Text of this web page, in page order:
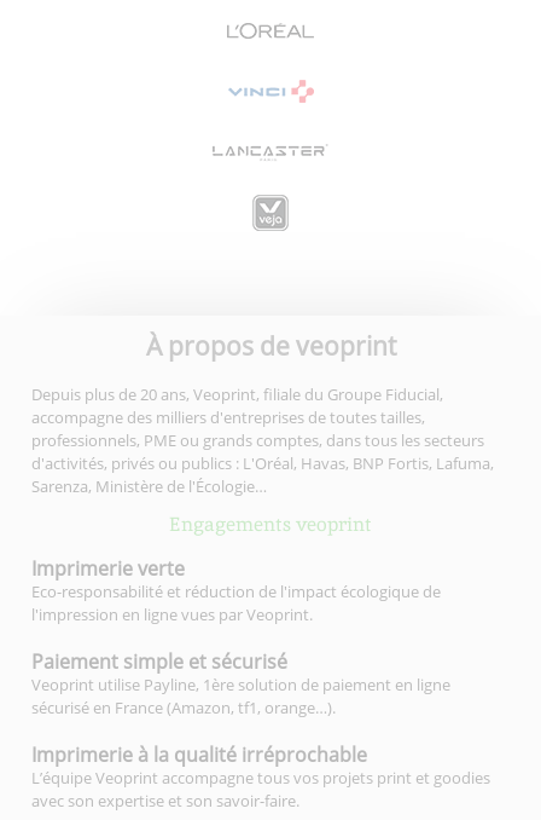
À propos de veoprint
Depuis plus de 20 ans, Veoprint, filiale du Groupe Fiducial,
accompagne des milliers d'entreprises de toutes tailles,
professionnels, PME ou grands comptes, dans tous les secteurs
d'activités, privés ou publics : L'Oréal, Havas, BNP Fortis, Lafuma,
Sarenza, Ministère de l'Écologie…
Engagements veoprint
Imprimerieverte
Eco-responsabilité et réduction de l'impact écologique de
l'impression en ligne vues par Veoprint.
Paiement simple et sécurisé
Veoprint utilise Payline, 1ère solution de paiement en ligne
sécurisé en France (Amazon, tf1, orange…).
Imprimerie à la qualité irréprochable
L’équipe Veoprint accompagne tous vos projets print et goodies
avec son expertise et son savoir-faire.